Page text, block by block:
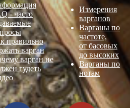
- часто
правильно
варган
варган не
гудеть
Измерения
варганов
Варганы по
частоте,
от басовых
до высоких
Варганы по
нотам